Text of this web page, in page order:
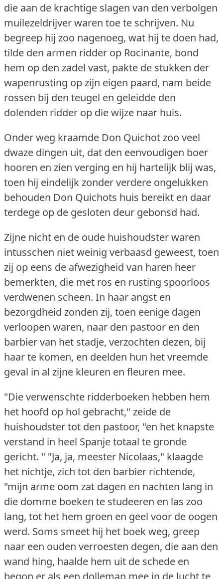
die aan de krachtige slagen van den verbolgen
muilezeldrijver waren toe te schrijven. Nu
begreep hij zoo nagenoeg, wat hij te doen had,
tilde den armen ridder op Rocinante, bond
hem op den zadel vast, pakte de stukken der
wapenrusting op zijn eigen paard, nam beide
rossen bij den teugel en geleidde den
dolenden ridder op die wijze naar huis.
Onder weg kraamde Don Quichot zoo veel
dwaze dingen uit, dat den eenvoudigen boer
hooren en zien verging en hij hartelijk blij was,
toen hij eindelijk zonder verdere ongelukken
behouden Don Quichots huis bereikt en daar
terdege op de gesloten deur gebonsd had.
Zijne nicht en de oude huishoudster waren
intusschen niet weinig verbaasd geweest, toen
zij op eens de afwezigheid van haren heer
bemerkten, die met ros en rusting spoorloos
verdwenen scheen. In haar angst en
bezorgdheid zonden zij, toen eenige dagen
verloopen waren, naar den pastoor en den
barbier van het stadje, verzochten dezen, bij
haar te komen, en deelden hun het vreemde
geval in al zijne kleuren en fleuren mee.
"Die verwenschte ridderboeken hebben hem
het hoofd op hol gebracht," zeide de
huishoudster tot den pastoor, "en het knapste
verstand in heel Spanje totaal te gronde
gericht. " "Ja, ja, meester Nicolaas," klaagde
het nichtje, zich tot den barbier richtende,
"mijn arme oom zat dagen en nachten lang in
die domme boeken te studeeren en las zoo
lang, tot het hem groen en geel voor de oogen
werd. Soms smeet hij het boek weg, greep
naar een ouden verroesten degen, die aan den
wand hing, haalde hem uit de schede en
begon er als een dolleman mee in de lucht te